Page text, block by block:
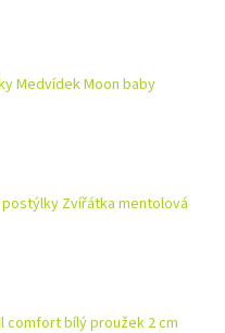
Medvídek Moon baby
Zvířátka mentolová
comfort bílý proužek 2 cm